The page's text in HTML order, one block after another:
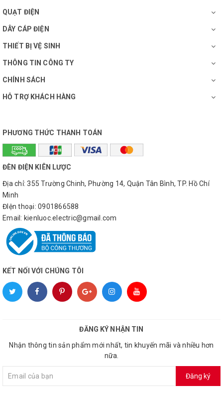
QUẠT ĐIỆN
DÂY CÁP ĐIỆN
THIẾT BỊ VỆ SINH
THÔNG TIN CÔNG TY
CHÍNH SÁCH
HỖ TRỢ KHÁCH HÀNG
PHƯƠNG THỨC THANH TOÁN
ĐÈN ĐIỆN KIÊN LƯỢC
Địa chỉ: 355 Trường Chinh, Phường 14, Quận Tân Bình, TP. Hồ Chí
Minh
ĐIện thoại: 0901866588
Email: kienluoc.electric@gmail.com
KẾT NỐI VỚI CHÚNG TÔI
ĐĂNG KÝ NHẬN TIN
Nhận thông tin sản phẩm mới nhất, tin khuyến mãi và nhiều hơn
nữa.
Đăng ký